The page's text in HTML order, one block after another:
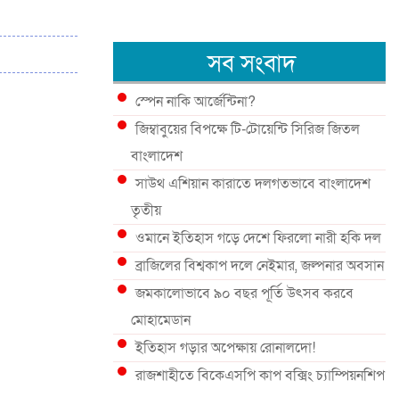
সব সংবাদ
স্পেন নাকি আর্জেন্টিনা?
জিম্বাবুয়ের বিপক্ষে টি-টোয়েন্টি সিরিজ জিতল
বাংলাদেশ
সাউথ এশিয়ান কারাতে দলগতভাবে বাংলাদেশ
তৃতীয়
ওমানে ইতিহাস গড়ে দেশে ফিরলো নারী হকি দল
ব্রাজিলের বিশ্বকাপ দলে নেইমার, জল্পনার অবসান
জমকালোভাবে ৯০ বছর পূর্তি উৎসব করবে
মোহামেডান
ইতিহাস গড়ার অপেক্ষায় রোনালদো!
রাজশাহীতে বিকেএসপি কাপ বক্সিং চ্যাম্পিয়নশিপ